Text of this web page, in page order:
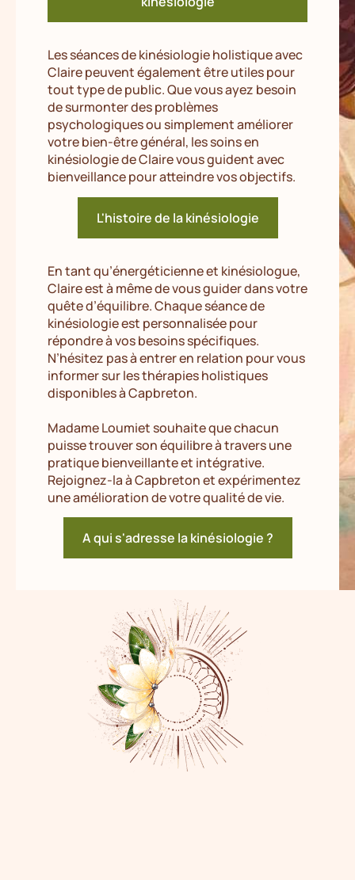
Les séances de kinésiologie holistique avec
Claire peuvent également être utiles pour
tout type de public. Que vous ayez besoin
de surmonter des problèmes
psychologiques ou simplement améliorer
votre bien-être général, les soins en
kinésiologie de Claire vous guident avec
bienveillance pour atteindre vos objectifs.
L'histoire de la kinésiologie
En tant qu’énergéticienne et kinésiologue,
Claire est à même de vous guider dans votre
quête d’équilibre. Chaque séance de
kinésiologie est personnalisée pour
répondre à vos besoins spécifiques.
N’hésitez pas à entrer en relation pour vous
informer sur les thérapies holistiques
disponibles à Capbreton.
Madame Loumiet souhaite que chacun
puisse trouver son équilibre à travers une
pratique bienveillante et intégrative.
Rejoignez-la à Capbreton et expérimentez
une amélioration de votre qualité de vie.
A qui s'adresse la kinésiologie ?